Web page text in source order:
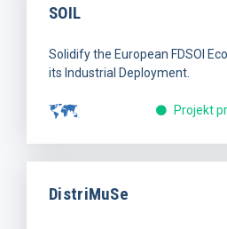
SOIL
Solidify the European FDSOI
its Industrial Deployment.
Projekt
DistriMuSe